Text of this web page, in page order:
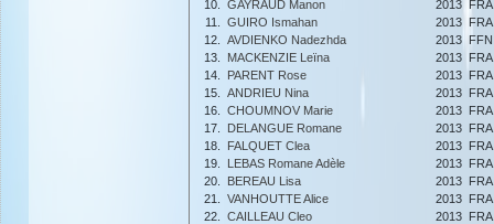
10.
GAYRAUD Manon 2013 FRA
11.
GUIRO Ismahan 2013 FRA
12.
AVDIENKO Nadezhda 2013 FFN
13.
MACKENZIE Leïna 2013 FRA
14.
PARENT Rose 2013 FRA
15.
ANDRIEU Nina 2013 FRA
16.
CHOUMNOV Marie 2013 FRA
17.
DELANGUE Romane 2013 FRA
18.
FALQUET Clea 2013 FRA
19.
LEBAS Romane Adèle 2013 FRA
20.
BEREAU Lisa 2013 FRA
21.
VANHOUTTE Alice 2013 FRA
22.
CAILLEAU Cleo 2013 FRA